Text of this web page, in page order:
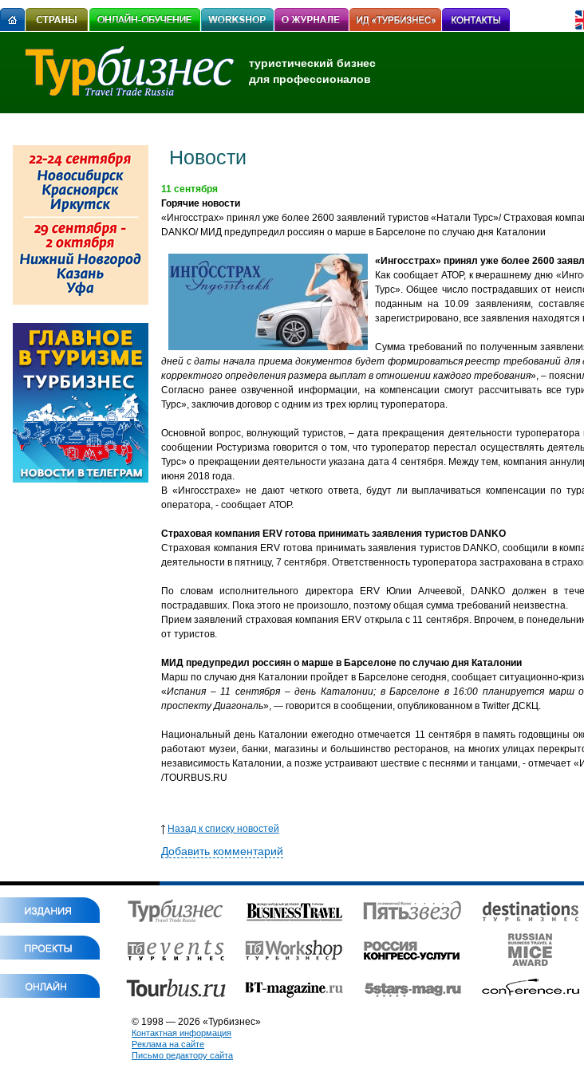
туристический бизнес
для профессионалов
Новости
11 сентября
Горячие новости
«Ингосстрах» принял уже более 2600 заявлений туристов «Натали Турс»/ Страховая
DANKO/ МИД предупредил россиян о марше в Барселоне по случаю дня Каталонии
«Ингосстрах» принял уже более 2600
Как сообщает АТОР, к вчерашнему дню
Турс». Общее число пострадавших от
поданным на 10.09 заявлениям,
зарегистрировано, все заявления
Сумма требований по полученным
дней с даты начала приема документов будет формироваться реестр требований
корректного определения размера выплат в отношении каждого требования», –
Согласно ранее озвученной информации, на компенсации смогут рассчитывать все
Турс», заключив договор с одним из трех юрлиц туроператора.
Основной вопрос, волнующий туристов, – дата прекращения деятельности туроператора
сообщении Ростуризма говорится о том, что туроператор перестал осуществлять
Турс» о прекращении деятельности указана дата 4 сентября. Между тем, компания
июня 2018 года.
В «Ингосстрахе» не дают четкого ответа, будут ли выплачиваться компенсации по
оператора, - сообщает АТОР.
Страховая компания ERV готова принимать заявления туристов DANKO
Страховая компания ERV готова принимать заявления туристов DANKO, сообщили в
деятельности в пятницу, 7 сентября. Ответственность туроператора застрахована в
По словам исполнительного директора ERV Юлии Алчеевой, DANKO должен в
пострадавших. Пока этого не произошло, поэтому общая сумма требований неизвестна.
Прием заявлений страховая компания ERV открыла с 11 сентября. Впрочем, в
от туристов.
МИД предупредил россиян о марше в Барселоне по случаю дня Каталонии
Марш по случаю дня Каталонии пройдет в Барселоне сегодня, сообщает ситуационно-
«Испания – 11 сентября – день Каталонии; в Барселоне в 16:00 планируется
проспекту Диагональ», — говорится в сообщении, опубликованном в Twitter ДСКЦ.
Национальный день Каталонии ежегодно отмечается 11 сентября в память годовщины
работают музеи, банки, магазины и большинство ресторанов, на многих улицах
независимость Каталонии, а позже устраивают шествие с песнями и танцами, - отмечает
/TOURBUS.RU
Назад к списку новостей
Добавить комментарий
© 1998 — 2026 «Турбизнес»
Контактная информация
Реклама на сайте
Письмо редактору сайта